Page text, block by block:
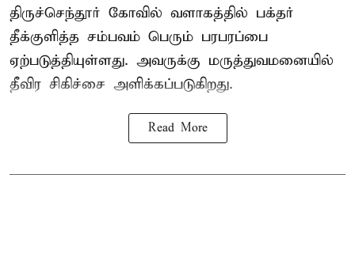
திருச்செந்தூர் கோவில் வளாகத்தில் பக்தர்
தீக்குளித்த சம்பவம் பெரும் பரபரப்பை
ஏற்படுத்தியுள்ளது. அவருக்கு மருத்துவமனையில்
தீவிர சிகிச்சை அளிக்கப்படுகிறது.
Read More